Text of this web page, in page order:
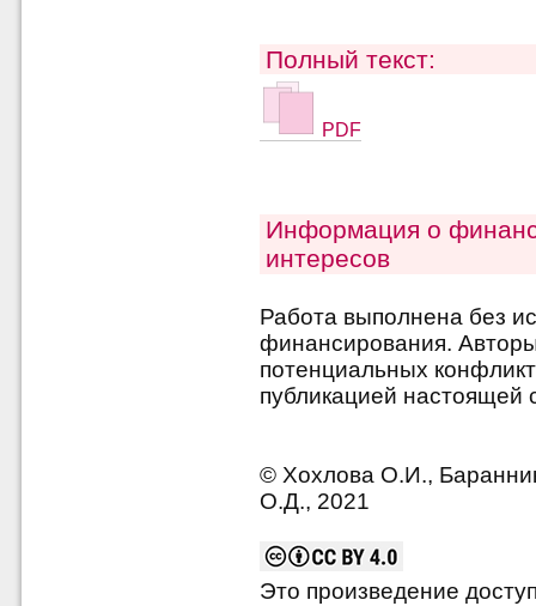
Полный текст:
PDF
Информация о
интересов
Работа выполнена без
финансирования.
потенциальных
публикацией настоящей
© Хохлова О.И.,
О.Д., 2021
Это произведение